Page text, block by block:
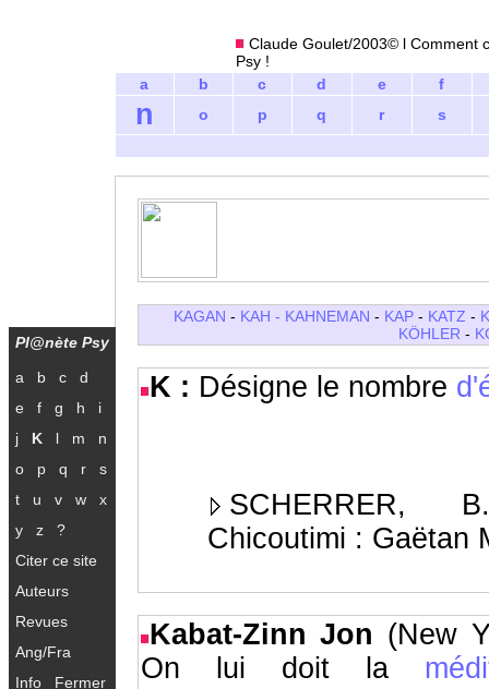
Pl@nète Psy
a
b c
d
e
f g h
i
j
K l m
n
o
p q r
s
t
u v w
x
y
z
?
Citer ce site
Auteurs
Revues
Ang/Fra
Info
Fermer
Claude Goulet/2003© l Comment
Psy !
a
b c d e f
n o p q r s
KAGAN - KAH - KAHNEMAN - KAP- KATZ -
KÖHLER -
K : Désigne le nombre
SCHERRER,
Chicoutimi : Gaëtan
Kabat-Zinn Jon (New
On lui doit la